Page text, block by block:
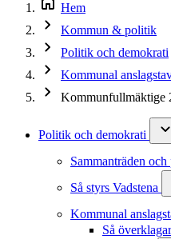
Hem
Kommun & politik
Politik och demokrati
Kommunal
Kommunfullmäktige
Politik och demokrati
Sammanträden
Så styrs Vadstena
Kommunal
Så